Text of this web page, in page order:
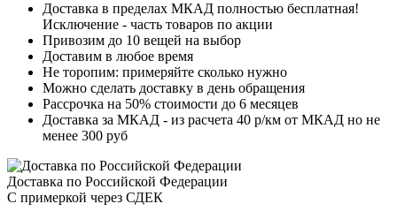
Доставка в пределах МКАД полностью бесплатная!
Исключение - часть товаров по акции
Привозим до 10 вещей на выбор
Доставим в любое время
Не торопим: примеряйте сколько нужно
Можно сделать доставку в день обращения
Рассрочка на 50% стоимости до 6 месяцев
Доставка за МКАД - из расчета 40 р/км от МКАД но не
менее 300 руб
Доставка по Российской Федерации
С примеркой через СДЕК